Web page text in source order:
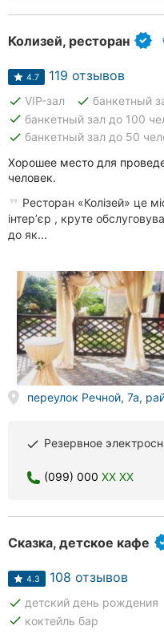
Колизей, ресторан
4.7 119 отзывов
done VIP-зал done банкетный
done банкетный зал до 100
done банкетный зал до 50
Хорошее место для
человек.
Ресторан «Колізей» це
інтерʼєр , круте
до як...
переулок Речной, 7а,
done Резервное
(099) 000 XX XX
Сказка, детское кафе
4.3 108 отзывов
done детский день рождения
done коктейль бар